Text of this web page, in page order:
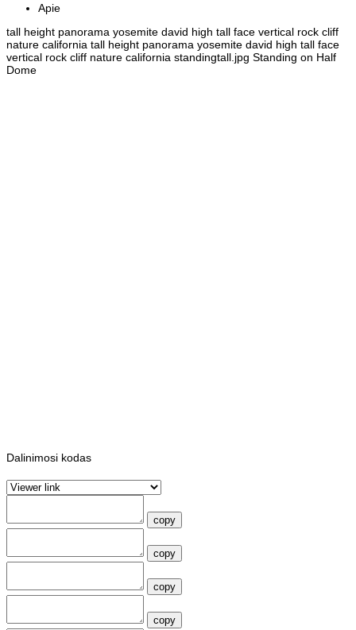
Apie
tall height panorama yosemite david high tall face vertical rock cliff
nature california tall height panorama yosemite david high tall face
vertical rock cliff nature california standingtall.jpg Standing on Half
Dome
Dalinimosi kodas
copy
copy
copy
copy